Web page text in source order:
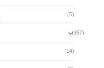
(5)
(357)
(14)